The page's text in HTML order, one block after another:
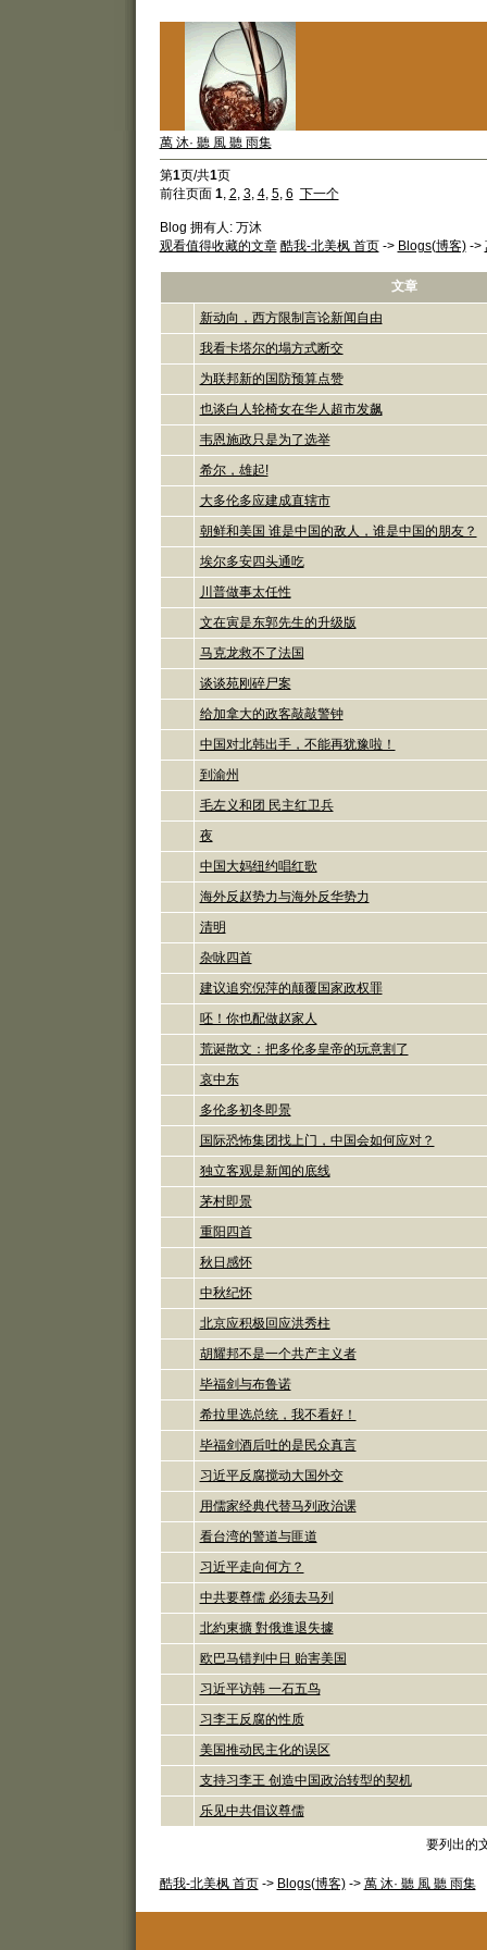
萬 沐· 聽 風 聽 雨集
第1页/共1页
前往页面 1, 2, 3, 4, 5, 6 下一个
Blog 拥有人: 万沐
观看值得收藏的文章 酷我-北美枫 首页-> Blogs(博客)->
文章
新动向，西方限制言论新闻自由
我看卡塔尔的塌方式断交
为联邦新的国防预算点赞
也谈白人轮椅女在华人超市发飙
韦恩施政只是为了选举
希尔，雄起!
大多伦多应建成直辖市
朝鲜和美国 谁是中国的敌人，谁是中国的朋友？
埃尔多安四头通吃
川普做事太任性
文在寅是东郭先生的升级版
马克龙救不了法国
谈谈苑刚碎尸案
给加拿大的政客敲敲警钟
中国对北韩出手，不能再犹豫啦！
到渝州
毛左义和团 民主红卫兵
夜
中国大妈纽约唱红歌
海外反赵势力与海外反华势力
清明
杂咏四首
建议追究倪萍的颠覆国家政权罪
呸！你也配做赵家人
荒诞散文：把多伦多皇帝的玩意割了
哀中东
多伦多初冬即景
国际恐怖集团找上门，中国会如何应对？
独立客观是新闻的底线
茅村即景
重阳四首
秋日感怀
中秋纪怀
北京应积极回应洪秀柱
胡耀邦不是一个共产主义者
毕福剑与布鲁诺
希拉里选总统，我不看好！
毕福剑酒后吐的是民众真言
习近平反腐搅动大国外交
用儒家经典代替马列政治课
看台湾的警道与匪道
习近平走向何方？
中共要尊儒 必须去马列
北約東擴 對俄進退失據
欧巴马错判中日 贻害美国
习近平访韩 一石五鸟
习李王反腐的性质
美国推动民主化的误区
支持习李王 创造中国政治转型的契机
乐见中共倡议尊儒
要列出的
酷我-北美枫 首页-> Blogs(博客)-> 萬 沐· 聽 風 聽 雨集